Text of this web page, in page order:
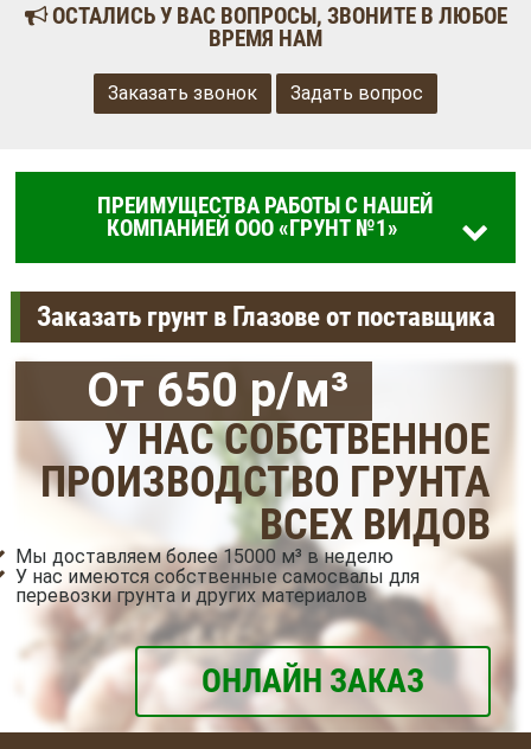
ОСТАЛИСЬ У ВАС ВОПРОСЫ, ЗВОНИТЕ В ЛЮБОЕ
ВРЕМЯ НАМ
Заказать звонок Задать вопрос
ПРЕИМУЩЕСТВА РАБОТЫ С НАШЕЙ
КОМПАНИЕЙ ООО «ГРУНТ №1»
Заказать грунт в Глазове от поставщика
От 650 р/м³
У НАС СОБСТВЕННОЕ
ПРОИЗВОДСТВО ГРУНТА
ВСЕХ ВИДОВ
Мы доставляем более 15000 м³ в неделю
У нас имеются собственные самосвалы для
перевозки грунта и других материалов
ОНЛАЙН ЗАКАЗ